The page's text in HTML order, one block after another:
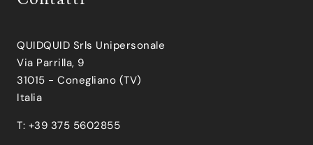
QUIDQUID Srls Unipersonale
Via Parrilla, 9
31015 - Conegliano (TV)
Italia
T: +39 375 5602855